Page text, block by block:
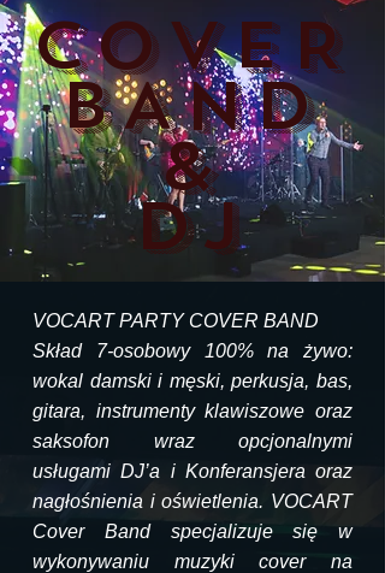
COVER
BAND
&
DJ
VOCART PARTY COVER BAND
Skład 7-osobowy 100% na żywo:
wokal damski i męski, perkusja, bas,
gitara, instrumenty klawiszowe oraz
saksofon wraz opcjonalnymi
usługami DJ’a i Konferansjera oraz
nagłośnienia i oświetlenia. VOCART
Cover Band specjalizuje się w
wykonywaniu muzyki cover na